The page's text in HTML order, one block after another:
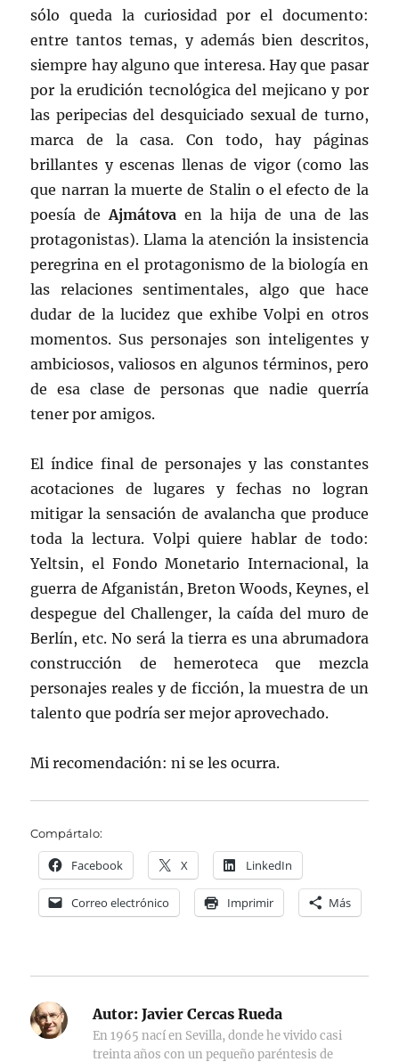
sólo queda la curiosidad por el documento:
entre tantos temas, y además bien descritos,
siempre hay alguno que interesa. Hay que pasar
por la erudición tecnológica del mejicano y por
las peripecias del desquiciado sexual de turno,
marca de la casa. Con todo, hay páginas
brillantes y escenas llenas de vigor (como las
que narran la muerte de Stalin o el efecto de la
poesía deAjmátova en la hija de una de las
protagonistas). Llama la atención la insistencia
peregrina en el protagonismo de la biología en
las relaciones sentimentales, algo que hace
dudar de la lucidez que exhibe Volpi en otros
momentos. Sus personajes son inteligentes y
ambiciosos, valiosos en algunos términos, pero
de esa clase de personas que nadie querría
tener por amigos.
El índice final de personajes y las constantes
acotaciones de lugares y fechas no logran
mitigar la sensación de avalancha que produce
toda la lectura. Volpi quiere hablar de todo:
Yeltsin, el Fondo Monetario Internacional, la
guerra de Afganistán, Breton Woods, Keynes, el
despegue del Challenger, la caída del muro de
Berlín, etc. No será la tierra es una abrumadora
construcción de hemeroteca que mezcla
personajes reales y de ficción, la muestra de un
talento que podría ser mejor aprovechado.
Mi recomendación: ni se les ocurra.
Compártalo:
Facebook X LinkedIn
Correo electrónico Imprimir Más
Autor: Javier Cercas Rueda
En 1965 nací en Sevilla, donde he vivido casi
treinta años con un pequeño paréntesis de